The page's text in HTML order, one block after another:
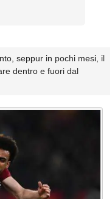
seppur in pochi mesi, il
dentro e fuori dal